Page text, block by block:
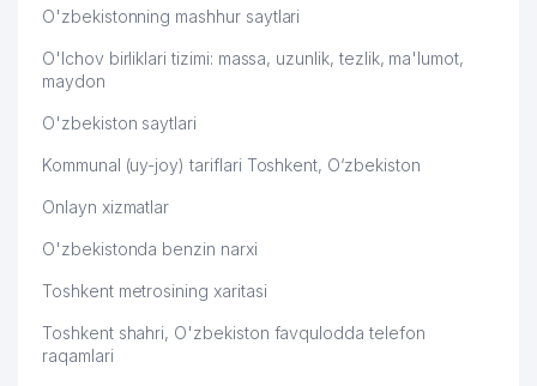
O'zbekistonning mashhur saytlari
O'lchov birliklari tizimi: massa, uzunlik, tezlik, ma'lumot,
maydon
O'zbekiston saytlari
Kommunal (uy-joy) tariflari Toshkent, O‘zbekiston
Onlayn xizmatlar
O'zbekistonda benzin narxi
Toshkent metrosining xaritasi
Toshkent shahri, O'zbekiston favqulodda telefon
raqamlari